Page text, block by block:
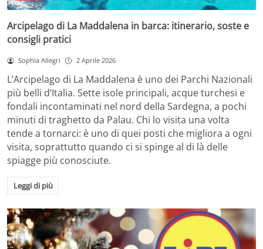
Arcipelago di La Maddalena in barca: itinerario, soste e
consigli pratici
Sophia Allegri 2 Aprile 2026
L’Arcipelago di La Maddalena è uno dei Parchi Nazionali
più belli d’Italia. Sette isole principali, acque turchesi e
fondali incontaminati nel nord della Sardegna, a pochi
minuti di traghetto da Palau. Chi lo visita una volta
tende a tornarci: è uno di quei posti che migliora a ogni
visita, soprattutto quando ci si spinge al di là delle
spiagge più conosciute.
Leggi di più